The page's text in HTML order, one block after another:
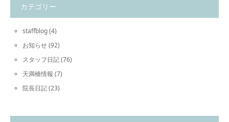
カテゴリー
staffblog(4)
お知らせ(92)
スタッフ日記(76)
天満橋情報 (7)
院長日記(23)